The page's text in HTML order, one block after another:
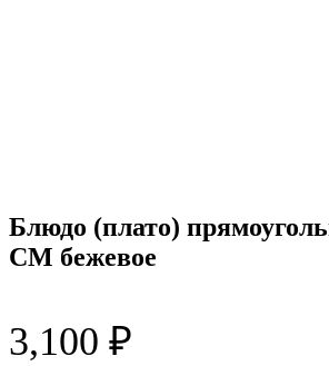
Блюдо (плато)
СМ бежевое
3,100 ₽